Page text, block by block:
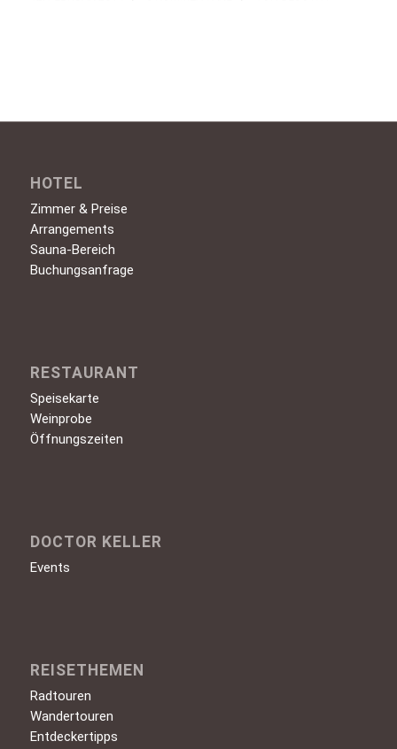
HOTEL
Zimmer & Preise
Arrangements
Sauna-Bereich
Buchungsanfrage
RESTAURANT
Speisekarte
Weinprobe
Öffnungszeiten
DOCTOR KELLER
Events
REISETHEMEN
Radtouren
Wandertouren
Entdeckertipps